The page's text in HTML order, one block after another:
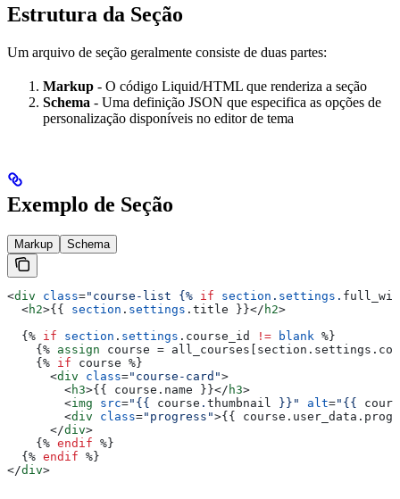
Estrutura da Seção
Um arquivo de seção geralmente consiste de duas partes:
Markup - O código Liquid/HTML que renderiza a seção
Schema - Uma definição JSON que especifica as opções de
personalização disponíveis no editor de tema
Exemplo de Seção
Markup Schema
<div class="course-list {% if section . settings .
  <
h2>{{ section . settings . title }}</ h2>
  {%
if section . settings . course_id != blank %}
    {%
assign course = all_courses
    {%
if course %}
      <
div class="course-card">
        <
h3>{{ course . name }}</ h3>
        <
img src=" {{ course . thumbnail }} " alt=" {{
        <
div class="progress">{{ course . user_data .
      </
div>
    {%
endif %}
  {%
endif %}
</div>